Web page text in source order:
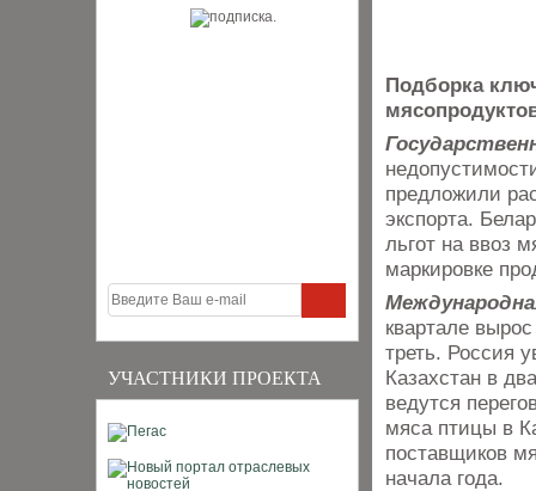
УЧАСТНИКИ ПРОЕКТА
Подборка
предложили
экспорта.
льгот на ввоз
маркировке
квартале
треть. Россия
Казахстан в
ведутся
мяса птицы в
поставщиков
начала года.